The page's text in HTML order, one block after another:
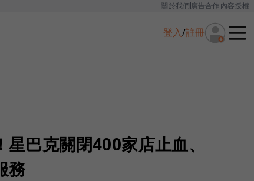
關於我們廣告合作內容授權
登入/註冊
巴克關閉400家店止血、
務